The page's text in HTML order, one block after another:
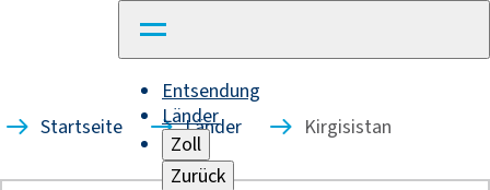
Entsendung
Länder
Zoll
Zurück
Startseite Länder Kirgisistan